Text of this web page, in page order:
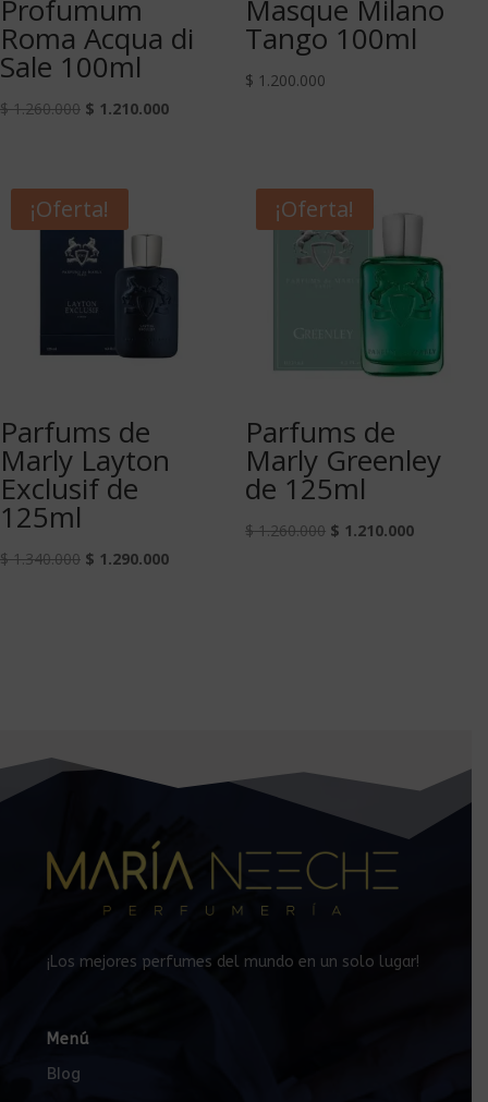
Profumum
Roma Acqua di
Sale 100ml
$1.260.000 $ 1.210.000
Masque Milano
Tango 100ml
$ 1.200.000
¡Oferta!
Parfums de
Marly Layton
Exclusif de
125ml
$1.340.000 $ 1.290.000
¡Oferta!
Parfums de
Marly Greenley
de 125ml
$1.260.000 $ 1.210.000
¡Los mejores perfumes del mundo en un solo lugar!
Menú
Blog